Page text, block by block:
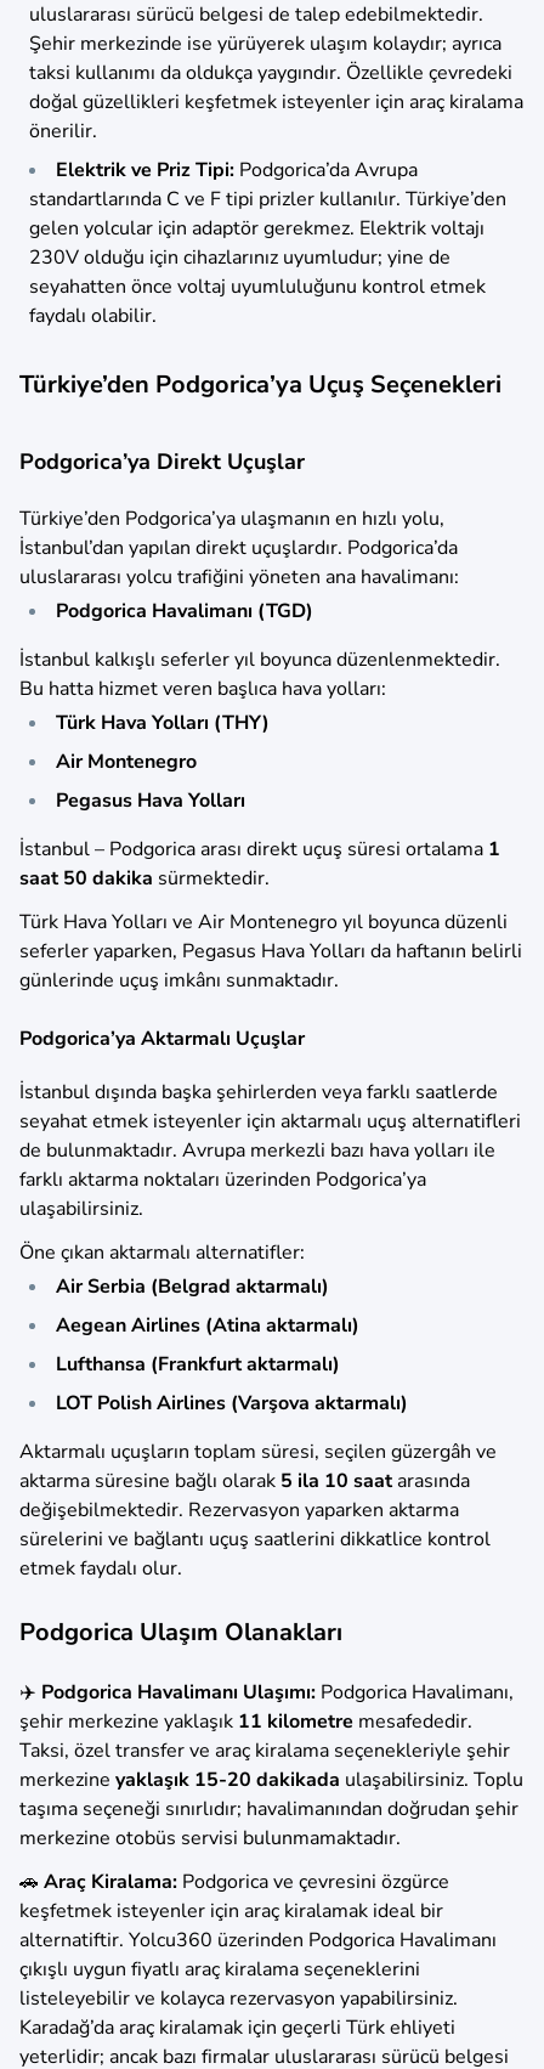
uluslararası sürücü belgesi de talep edebilmektedir.
Şehir merkezinde ise yürüyerek ulaşım kolaydır; ayrıca
taksi kullanımı da oldukça yaygındır. Özellikle çevredeki
doğal güzellikleri keşfetmek isteyenler için araç kiralama
önerilir.
Elektrik ve Priz Tipi: Podgorica’da Avrupa
standartlarında C ve F tipi prizler kullanılır. Türkiye’den
gelen yolcular için adaptör gerekmez. Elektrik voltajı
230V olduğu için cihazlarınız uyumludur; yine de
seyahatten önce voltaj uyumluluğunu kontrol etmek
faydalı olabilir.
Türkiye’den Podgorica’ya Uçuş Seçenekleri
Podgorica’ya Direkt Uçuşlar
Türkiye’den Podgorica’ya ulaşmanın en hızlı yolu,
İstanbul’dan yapılan direkt uçuşlardır. Podgorica’da
uluslararası yolcu trafiğini yöneten ana havalimanı:
Podgorica Havalimanı (TGD)
İstanbul kalkışlı seferler yıl boyunca düzenlenmektedir.
Bu hatta hizmet veren başlıca hava yolları:
Türk Hava Yolları (THY)
Air Montenegro
Pegasus Hava Yolları
İstanbul – Podgorica arası direkt uçuş süresi ortalama 1
saat 50 dakika sürmektedir.
Türk Hava Yolları ve Air Montenegro yıl boyunca düzenli
seferler yaparken, Pegasus Hava Yolları da haftanın belirli
günlerinde uçuş imkânı sunmaktadır.
Podgorica’ya Aktarmalı Uçuşlar
İstanbul dışında başka şehirlerden veya farklı saatlerde
seyahat etmek isteyenler için aktarmalı uçuş alternatifleri
de bulunmaktadır. Avrupa merkezli bazı hava yolları ile
farklı aktarma noktaları üzerinden Podgorica’ya
ulaşabilirsiniz.
Öne çıkan aktarmalı alternatifler:
Air Serbia (Belgrad aktarmalı)
Aegean Airlines (Atina aktarmalı)
Lufthansa (Frankfurt aktarmalı)
LOT Polish Airlines (Varşova aktarmalı)
Aktarmalı uçuşların toplam süresi, seçilen güzergâh ve
aktarma süresine bağlı olarak 5 ila 10 saatarasında
değişebilmektedir. Rezervasyon yaparken aktarma
sürelerini ve bağlantı uçuş saatlerini dikkatlice kontrol
etmek faydalı olur.
Podgorica Ulaşım Olanakları
✈️ Podgorica Havalimanı Ulaşımı: Podgorica Havalimanı,
şehir merkezine yaklaşık 11 kilometre mesafededir.
Taksi, özel transfer ve araç kiralama seçenekleriyle şehir
merkezine yaklaşık 15-20 dakikada ulaşabilirsiniz. Toplu
taşıma seçeneği sınırlıdır; havalimanından doğrudan şehir
merkezine otobüs servisi bulunmamaktadır.
🚗 Araç Kiralama: Podgorica ve çevresini özgürce
keşfetmek isteyenler için araç kiralamak ideal bir
alternatiftir. Yolcu360 üzerinden Podgorica Havalimanı
çıkışlı uygun fiyatlı araç kiralama seçeneklerini
listeleyebilir ve kolayca rezervasyon yapabilirsiniz.
Karadağ’da araç kiralamak için geçerli Türk ehliyeti
yeterlidir; ancak bazı firmalar uluslararası sürücü belgesi